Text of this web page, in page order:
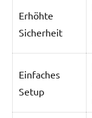
Erhöhte
Sicherheit
Einfaches
Setup